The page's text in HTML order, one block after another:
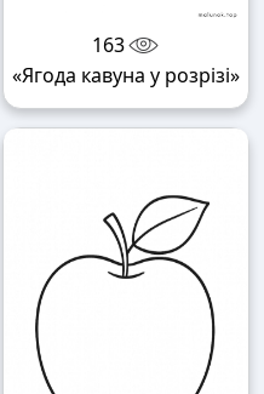
163
«Ягода кавуна у розрізі»